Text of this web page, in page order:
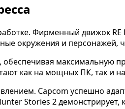
Фирменный движок
окружения и персонажей,
максимальную
как на мощных ПК, так и
Capcom успешно
Stories 2 демонстрирует,